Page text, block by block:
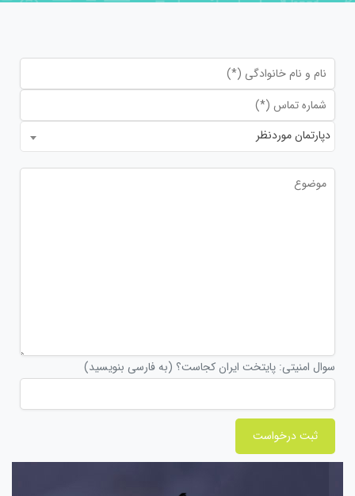
دپارتمان موردنظر
سوال امنیتی: پایتخت ایران کجاست؟ (به فارسی بنویسید)